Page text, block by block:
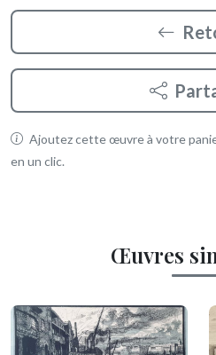
Ajoutez cette œuvre à votre
en un clic.
Œuvres